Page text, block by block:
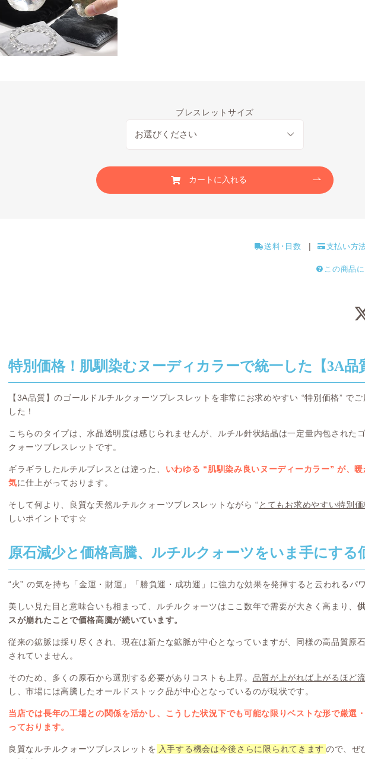
ブレスレットサイズ
カートに入れる
送料･日数 支払い方
この商品
特別価格！肌馴染むヌーディカラーで統一した【3A品
【3A品質】のゴールドルチルクォーツブレスレットを非常にお求めやすい “特別価格” でご
した！
こちらのタイプは、水晶透明度は感じられませんが、ルチル針状結晶は一定量内包されたゴ
クォーツブレスレットです。
ギラギラしたルチルブレスとは違った、 いわゆる “肌馴染み良いヌーディーカラー” が、
気に仕上がっております。
そして何より、良質な天然ルチルクォーツブレスレットながら “ とてもお求めやすい特別
しいポイントです☆
原石減少と価格高騰、ルチルクォーツをいま手にする
“火” の気を持ち「金運・財運」「勝負運・成功運」に強力な効果を発揮すると云われるパ
美しい見た目と意味合いも相まって、ルチルクォーツはここ数年で需要が大きく高まり、
スが崩れたことで価格高騰が続いています。
従来の鉱脈は採り尽くされ、現在は新たな鉱脈が中心となっていますが、同様の高品質原
されていません。
そのため、多くの原石から選別する必要がありコストも上昇。 品質が上がれば上がるほど
し、市場には高騰したオールドストック品が中心となっているのが現状です。
当店では長年の工場との関係を活かし、こうした状況下でも可能な限りベストな形で厳選
っております。
良質なルチルクォーツブレスレットを 入手する機会は今後さらに限られてきます ので、ぜ